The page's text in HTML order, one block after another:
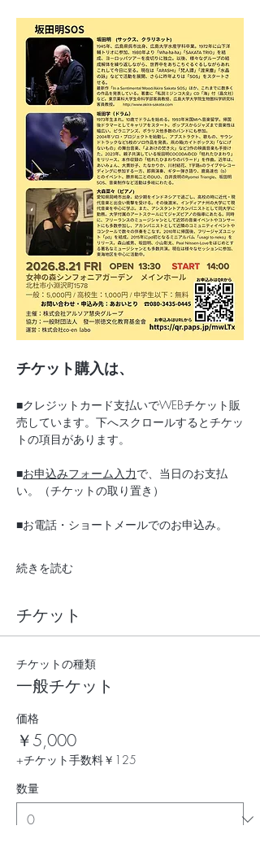
チケット購入は、
■クレジットカード支払いでWEBチケット販
売しています。下へスクロールするとチケッ
トの項目があります。
■お申込みフォーム入力で、当日のお支払
い。（チケットの取り置き）
■お電話・ショートメールでのお申込み。
続きを読む
チケット
チケットの種類
一般チケット
価格
￥5,000
+チケット手数料￥125
数量